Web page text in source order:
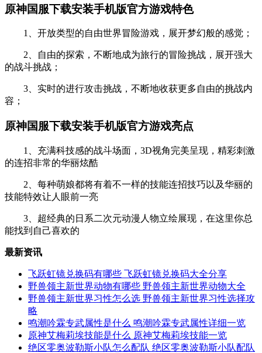
原神国服下载安装手机版官方游戏特色
1、开放类型的自由世界冒险游戏，展开梦幻般的感觉；
2、自由的探索，不断地成为旅行的冒险挑战，展开强大
的战斗挑战；
3、实时的进行攻击挑战，不断地收获更多自由的挑战内
容；
原神国服下载安装手机版官方游戏亮点
1、充满科技感的战斗场面，3D视角完美呈现，精彩刺激
的连招非常的华丽炫酷
2、每种萌娘都将有着不一样的技能连招技巧以及华丽的
技能特效让人眼前一亮
3、超经典的日系二次元动漫人物立绘展现，在这里你总
能找到自己喜欢的
最新资讯
飞跃虹镜兑换码有哪些 飞跃虹镜兑换码大全分享
野兽领主新世界动物有哪些 野兽领主新世界动物大全
野兽领主新世界习性怎么选 野兽领主新世界习性选择攻
略
鸣潮吟霖专武属性是什么 鸣潮吟霖专武属性详细一览
原神艾梅莉埃技能是什么 原神艾梅莉埃技能一览
绝区零奥波勒斯小队怎么配队 绝区零奥波勒斯小队配队